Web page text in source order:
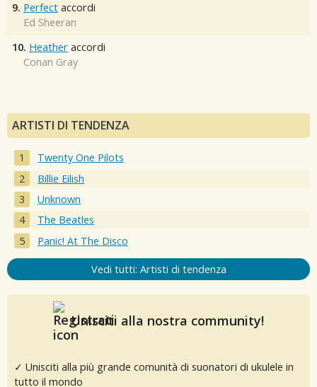
9. Perfect accordi
Ed Sheeran
10. Heather accordi
Conan Gray
ARTISTI DI TENDENZA
Twenty One Pilots
Billie Eilish
Unknown
The Beatles
Panic! At The Disco
Vedi tutti: Artisti di tendenza
Unisciti alla nostra community!
✓ Unisciti alla più grande comunità di suonatori di ukulele in
tutto il mondo